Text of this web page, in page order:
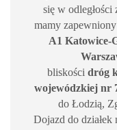
się w
mamy
A1 Katowice-
bliskości dróg
wojewódzkiej nr
do Łodzią,
Dojazd do